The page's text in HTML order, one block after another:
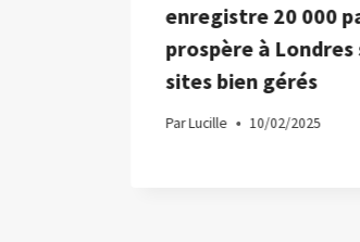
enregistre 20 000
prospère à Londres
sites bien gérés
ParLucille 10/02/2025